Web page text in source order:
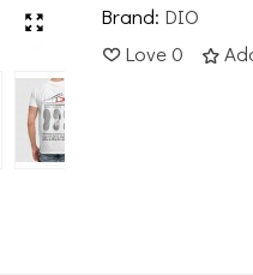
Brand: DIO
Love0